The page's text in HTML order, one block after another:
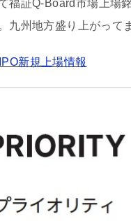
福証Q-Board市場上場
九州地方盛り上がって
新規上場情報